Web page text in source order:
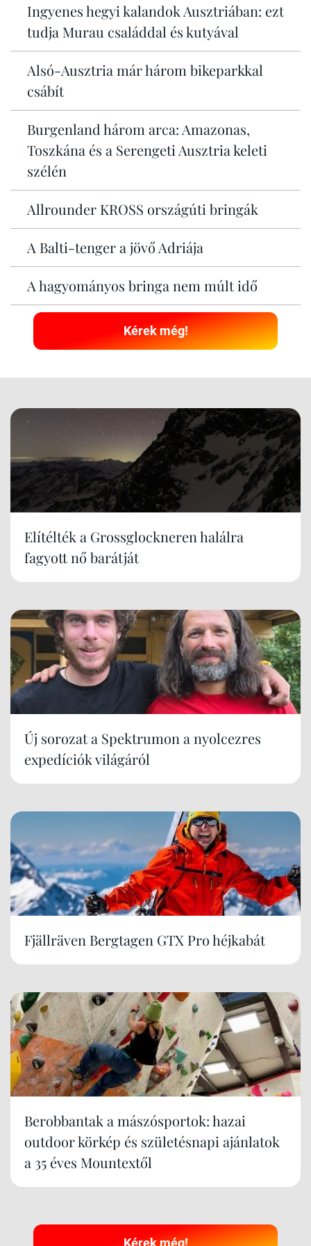
Ingyenes hegyi kalandok Ausztriában: ezt
tudja Murau családdal és kutyával
Alsó-Ausztria már három bikeparkkal
csábít
Burgenland három arca: Amazonas,
Toszkána és a Serengeti Ausztria keleti
szélén
Allrounder KROSS országúti bringák
A Balti-tenger a jövő Adriája
A hagyományos bringa nem múlt idő
Kérek még!
Elítélték a Grossglockneren halálra
fagyott nő barátját
Új sorozat a Spektrumon a nyolcezres
expedíciók világáról
Fjällräven Bergtagen GTX Pro héjkabát
Berobbantak a mászósportok: hazai
outdoor körkép és születésnapi ajánlatok
a 35 éves Mountextől
Kérek még!